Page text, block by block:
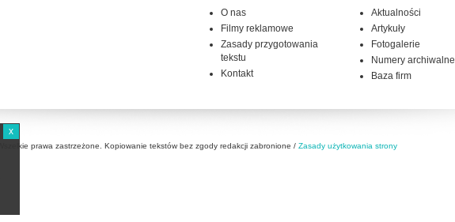
O nas
Filmy reklamowe
Zasady przygotowania
tekstu
Kontakt
Aktualności
Artykuły
Fotogalerie
Numery archiwalne
Baza firm
Wszelkie prawa zastrzeżone. Kopiowanie tekstów bez zgody redakcji zabronione / Zasady użytkowania strony
x